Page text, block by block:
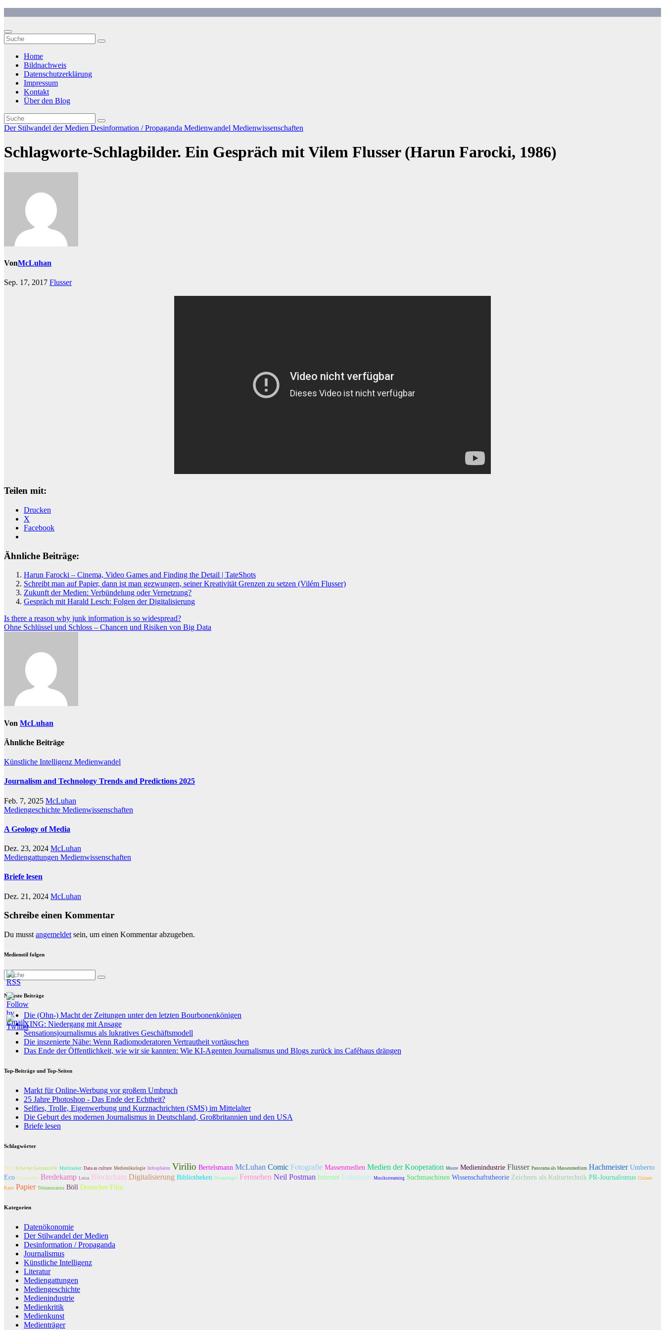
springen
Home
Bildnachweis
Datenschutzerklärung
Impressum
Kontakt
Über den Blog
Der Stilwandel der Medien Desinformation / Propaganda Medienwandel Medienwissenschaften
Schlagworte-Schlagbilder. Ein Gespräch mit Vilem Flusser (Harun Farocki, 1986)
VonMcLuhan
Sep. 17, 2017 Flusser
Teilen mit:
Drucken
X
Facebook
Ähnliche Beiträge:
Harun Farocki – Cinema, Video Games and Finding the Detail | TateShots
Schreibt man auf Papier, dann ist man gezwungen, seiner Kreativität Grenzen zu setzen (Vilém Flusser)
Zukunft der Medien: Verbündelung oder Vernetzung?
Gespräch mit Harald Lesch: Folgen der Digitalisierung
Beitragsnavigation
Is there a reason why junk information is so widespread?
Ohne Schlüssel und Schloss – Chancen und Risiken von Big Data
Von McLuhan
Ähnliche Beiträge
Künstliche Intelligenz Medienwandel
Journalism and Technology Trends and Predictions 2025
Feb. 7, 2025 McLuhan
Mediengeschichte Medienwissenschaften
A Geology of Media
Dez. 23, 2024 McLuhan
Mediengattungen Medienwissenschaften
Briefe lesen
Dez. 21, 2024 McLuhan
Schreibe einen Kommentar
Du musst angemeldet sein, um einen Kommentar abzugeben.
Medienstil folgen
Neueste Beiträge
Die (Ohn-) Macht der Zeitungen unter den letzten Bourbonenkönigen
XING: Niedergang mit Ansage
Sensationsjournalismus als lukratives Geschäftsmodell
Die inszenierte Nähe: Wenn Radiomoderatoren Vertrautheit vortäuschen
Das Ende der Öffentlichkeit, wie wir sie kannten: Wie KI-Agenten Journalismus und Blogs zurück ins Caféhaus drängen
Top-Beiträge und Top-Seiten
Markt für Online-Werbung vor großem Umbruch
25 Jahre Photoshop - Das Ende der Echtheit?
Selfies, Trolle, Eigenwerbung und Kurznachrichten (SMS) im Mittelalter
Die Geburt des modernen Journalismus in Deutschland, Großbritannien und den USA
Briefe lesen
Schlagwörter
Bose Krise der Germanistik Multitasker Data as culture Medienökologie Infosphären Virilio Bertelsmann McLuhan Comic Fotografie Massenmedien Medien der Kooperation Moore Medienindustrie Flusser Panorama als Massenmedium Hachmeister Umberto
Eco Netzwerker Bredekamp Leica Blockchain Digitalisierung Bibliotheken Dromologie Fernsehen Neil Postman Internet Luhmann Musikstreaming Suchmaschinen Wissenschaftstheorie Zeichnen als Kulturtechnik PR-Journalismus Cizizen
Kane Papier Telmannianna Böll Deutscher Film
Kategorien
Datenökonomie
Der Stilwandel der Medien
Desinformation / Propaganda
Journalismus
Künstliche Intelligenz
Literatur
Mediengattungen
Mediengeschichte
Medienindustrie
Medienkritik
Medienkunst
Medienträger